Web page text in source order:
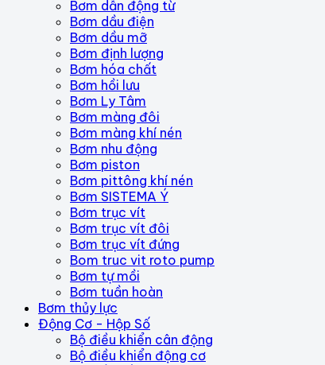
Bơm dẫn động từ
Bơm dầu điện
Bơm dầu mỡ
Bơm định lượng
Bơm hóa chất
Bơm hồi lưu
Bơm Ly Tâm
Bơm màng đôi
Bơm màng khí nén
Bơm nhu động
Bơm piston
Bơm pittông khí nén
Bơm SISTEMA Ý
Bơm trục vít
Bơm trục vít đôi
Bơm trục vít đứng
Bom truc vit roto pump
Bơm tự mồi
Bơm tuần hoàn
Bơm thủy lực
Động Cơ - Hộp Số
Bộ điều khiển cân động
Bộ điều khiển động cơ